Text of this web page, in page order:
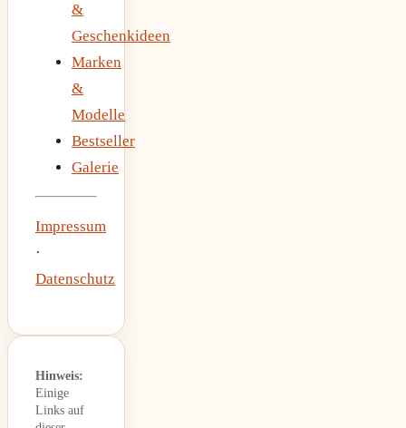
&
Geschenkideen
Marken
&
Modelle
Bestseller
Galerie
Impressum
·
Datenschutz
Hinweis:
Einige
Links auf